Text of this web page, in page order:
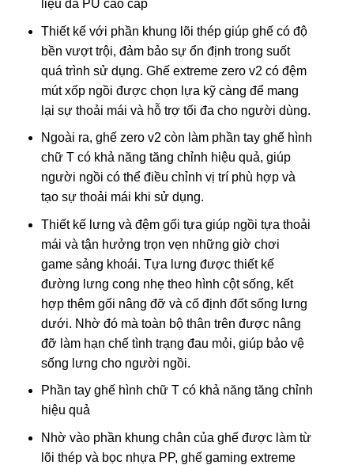
liệu da PU cao cấp
Thiết kế với phần khung lõi thép giúp ghế có độ
bền vượt trội, đảm bảo sự ổn định trong suốt
quá trình sử dụng. Ghế extreme zero v2 có đệm
mút xốp ngồi được chọn lựa kỹ càng để mang
lại sự thoải mái và hỗ trợ tối đa cho người dùng.
Ngoài ra, ghế zero v2 còn làm phần tay ghế hình
chữ T có khả năng tăng chỉnh hiệu quả, giúp
người ngồi có thể điều chỉnh vị trí phù hợp và
tạo sự thoải mái khi sử dụng.
Thiết kế lưng và đệm gối tựa giúp ngồi tựa thoải
mái và tận hưởng trọn vẹn những giờ chơi
game sảng khoái. Tựa lưng được thiết kế
đường lưng cong nhẹ theo hình cột sống, kết
hợp thêm gối nâng đỡ và cố định đốt sống lưng
dưới. Nhờ đó mà toàn bộ thân trên được nâng
đỡ làm hạn chế tình trạng đau mỏi, giúp bảo vệ
sống lưng cho người ngồi.
Phần tay ghế hình chữ T có khả năng tăng chỉnh
hiệu quả
Nhờ vào phần khung chân của ghế được làm từ
lõi thép và bọc nhựa PP, ghế gaming extreme